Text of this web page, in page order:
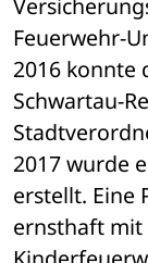
Feuerwehr-
2016 konnte
Schwartau-
2017 wurde
erstellt. Eine
ernsthaft